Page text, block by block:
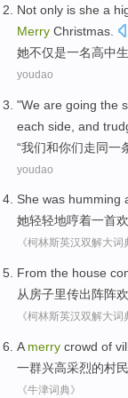
Not only is she a
Merry Christmas
她不仅是一名高中生
youdao
"We are going the
each side , and
“我们和你们走同一
youdao
She was humming
她轻轻地哼着一首
《柯林斯英汉双解大词
From the house
从 房子里传出 阵阵
《柯林斯英汉双解大词
A merry crowd of
一群兴高采烈的村民
《牛津词典》